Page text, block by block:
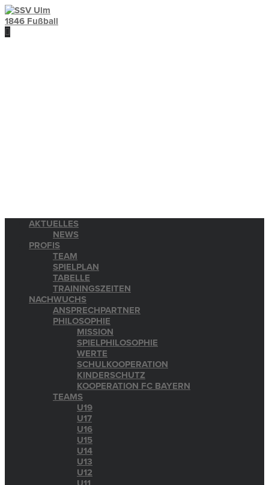
AKTUELLES
NEWS
PROFIS
TEAM
SPIELPLAN
TABELLE
TRAININGSZEITEN
NACHWUCHS
ANSPRECHPARTNER
PHILOSOPHIE
MISSION
SPIELPHILOSOPHIE
WERTE
SCHULKOOPERATION
KINDERSCHUTZ
KOOPERATION FC BAYERN
TEAMS
U19
U17
U16
U15
U14
U13
U12